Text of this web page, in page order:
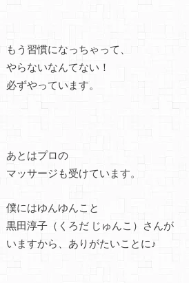
もう習慣になっちゃって、
やらないなんてない！
必ずやっています。
あとはプロの
マッサージも受けています。
僕にはゆんゆんこと
黒田淳子（くろだ じゅんこ）さんが
いますから、ありがたいことに♪